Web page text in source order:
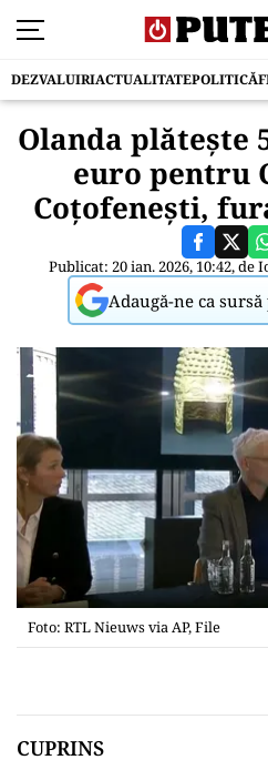
DEZVALUIRIACTUALITATEPOLITICĂ
Olanda plătește
euro pentru
Coțofenești,
Publicat: 20 ian. 2026, 10:42, de
Adaugă-ne ca
Foto: RTL Nieuws via AP, File
CUPRINS